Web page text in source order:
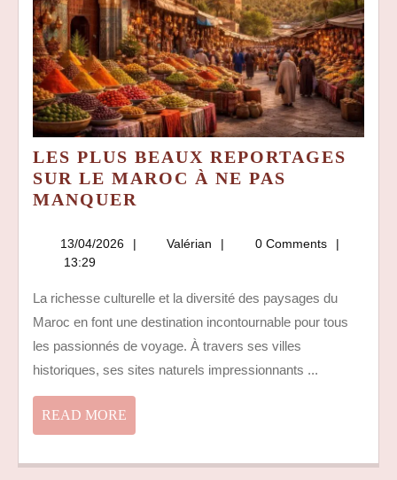
LES PLUS BEAUX REPORTAGES
SUR LE MAROC À NE PAS
MANQUER
BEAUX
LE
MAROC
À
NE
13/04/2026 13/04/2026
Valérian Valérian0 Comments
13:29
La richesse culturelle et la diversité des paysages du
Maroc en font une destination incontournable pour tous
les passionnés de voyage. À travers ses villes
historiques, ses sites naturels impressionnants ...
READ MORE
MORE